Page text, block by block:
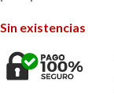
Sin existencias